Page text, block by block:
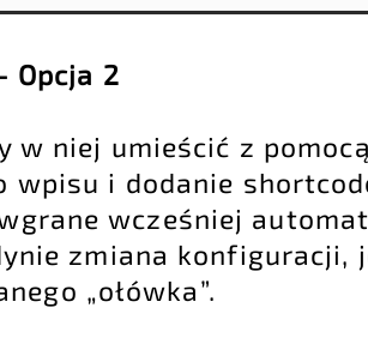
Opcja 2
w niej umieścić z
wpisu i dodanie
wcześniej
zmiana konfiguracji,
„ołówka”.